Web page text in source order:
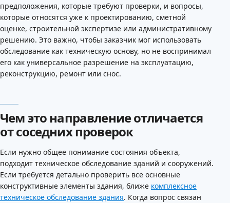
предположения, которые требуют проверки, и вопросы,
которые относятся уже к проектированию, сметной
оценке, строительной экспертизе или административному
решению. Это важно, чтобы заказчик мог использовать
обследование как техническую основу, но не воспринимал
его как универсальное разрешение на эксплуатацию,
реконструкцию, ремонт или снос.
Чем это направление отличается
от соседних проверок
Если нужно общее понимание состояния объекта,
подходит техническое обследование зданий и сооружений.
Если требуется детально проверить все основные
конструктивные элементы здания, ближе комплексное
техническое обследование здания. Когда вопрос связан